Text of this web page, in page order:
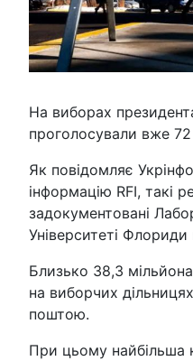
На виборах
проголосували вже
Як повідомляє
інформацію RFI, такі
задокументовані
Університеті
Близько 38,3
на виборчих
поштою.
При цьому найбільша